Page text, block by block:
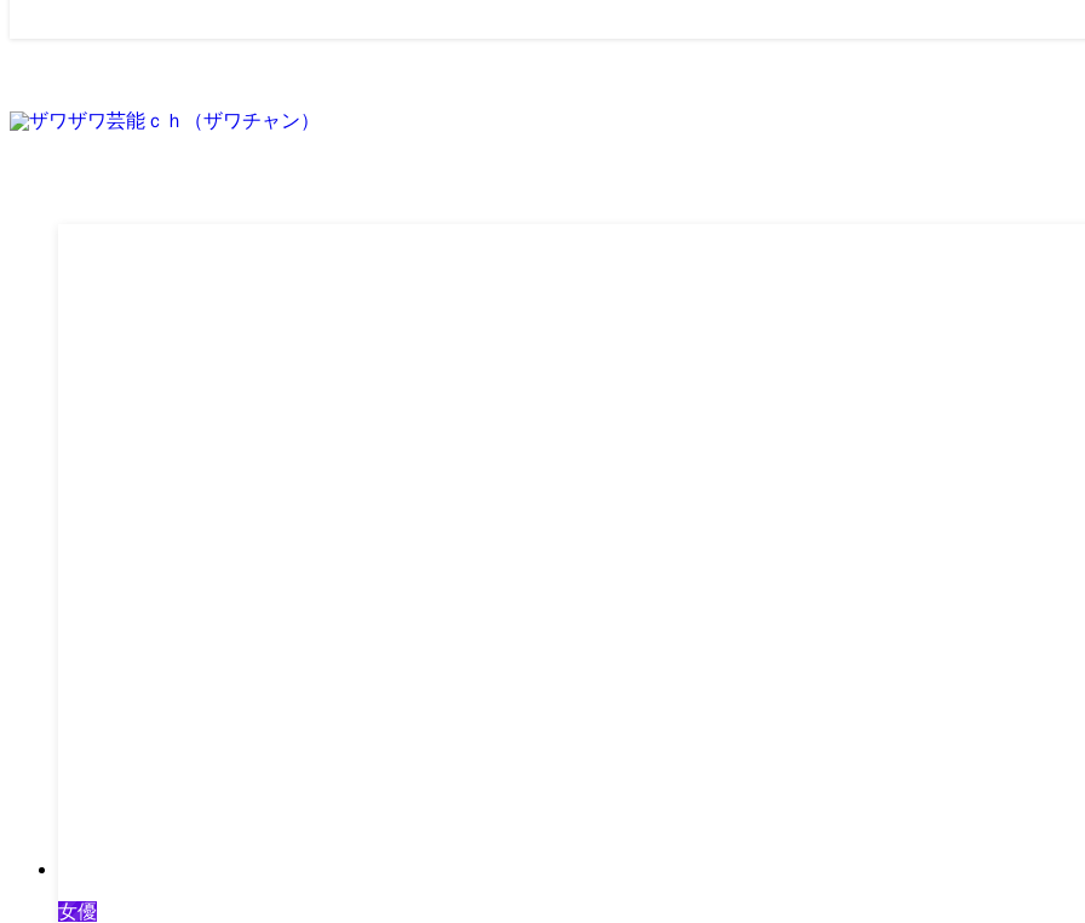
女優